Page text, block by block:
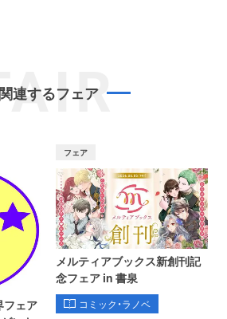
連するフェア
フェア
フェア
メルティアブックス新創刊記
念フェア in 書泉
コミック・ラノベ